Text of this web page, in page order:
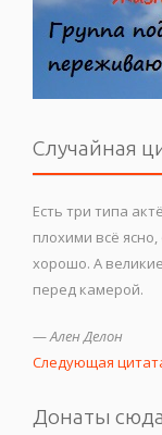
Случайная
Есть три типа
плохими всё
хорошо. А
перед камерой.
—Ален Делон
Следующая
Донаты